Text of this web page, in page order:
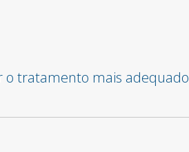
o tratamento mais adequado